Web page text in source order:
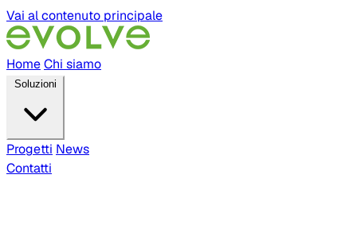
Vai al contenuto principale
HomeChi siamo
Soluzioni
Progetti News
Contatti